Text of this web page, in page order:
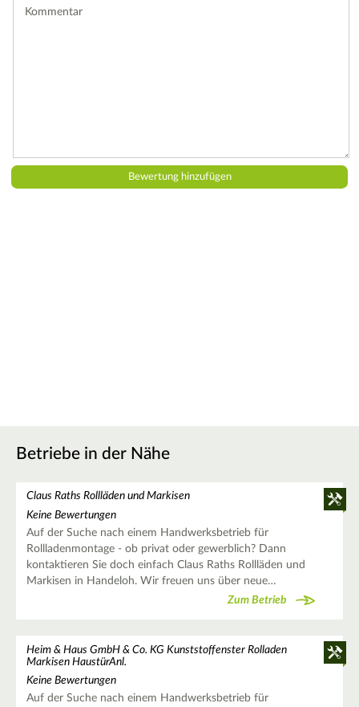
Betriebe in der Nähe
Claus Raths Rollläden und Markisen
Keine Bewertungen
Auf der Suche nach einem Handwerksbetrieb für
Rollladenmontage - ob privat oder gewerblich? Dann
kontaktieren Sie doch einfach Claus Raths Rollläden und
Markisen in Handeloh. Wir freuen uns über neue…
Zum Betrieb
Heim & Haus GmbH & Co. KG Kunststoffenster Rolladen
Markisen HaustürAnl.
Keine Bewertungen
Auf der Suche nach einem Handwerksbetrieb für